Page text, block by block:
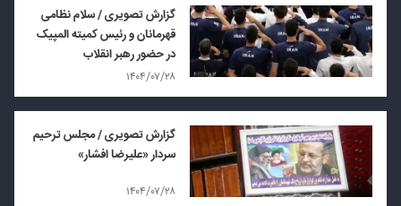
گزارش تصویری / سلام نظامی
قهرمانان و رئیس کمیته المپیک
در حضور رهبر انقلاب
۱۴۰۴/۰۷/۲۸
گزارش تصویری / مجلس ترحیم
سردار «علیرضا افشار»
۱۴۰۴/۰۷/۲۸